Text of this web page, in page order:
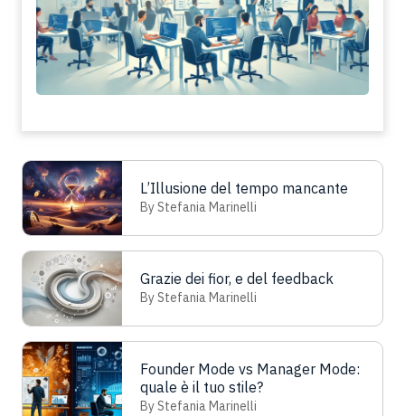
L’Illusione del tempo mancante
By Stefania Marinelli
Grazie dei fior, e del feedback
By Stefania Marinelli
Founder Mode vs Manager Mode:
quale è il tuo stile?
By Stefania Marinelli